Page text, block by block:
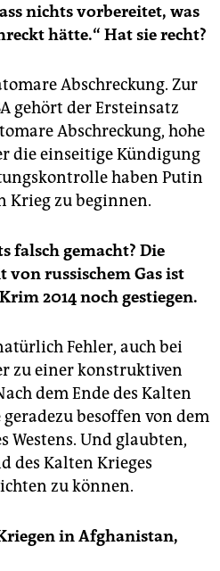
nichts vorbereitet, was
hätte.“ Hat sie recht?
Abschreckung. Zur
gehört der Ersteinsatz
Abschreckung, hohe
die einseitige Kündigung
haben Putin
Krieg zu beginnen.
falsch gemacht? Die
von russischem Gas ist
2014 noch gestiegen.
Fehler, auch bei
zu einer konstruktiven
dem Ende des Kalten
besoffen von dem
Westens. Und glaubten,
des Kalten Krieges
zu können.
in Afghanistan,